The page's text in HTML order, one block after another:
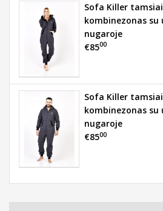
Sofa Killer
kombinezonas
nugaroje
€8500
Sofa Killer
kombinezonas
nugaroje
€8500